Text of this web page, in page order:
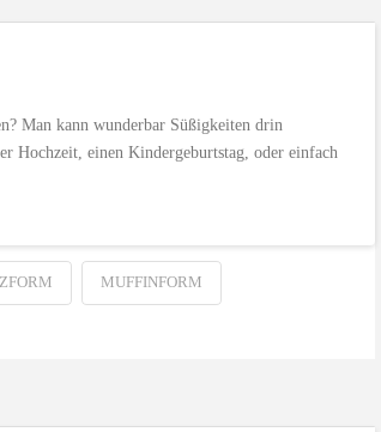
Man kann wunderbar Süßigkeiten drin
Hochzeit, einen Kindergeburtstag, oder einfach
MUFFINFORM